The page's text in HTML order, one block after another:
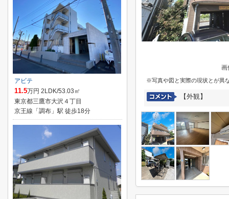
画
※写真や図と実際の現状とが異
【外観】
アビテ
11.5万円 2LDK/53.03㎡
東京都三鷹市大沢４丁目
京王線「調布」駅 徒歩18分